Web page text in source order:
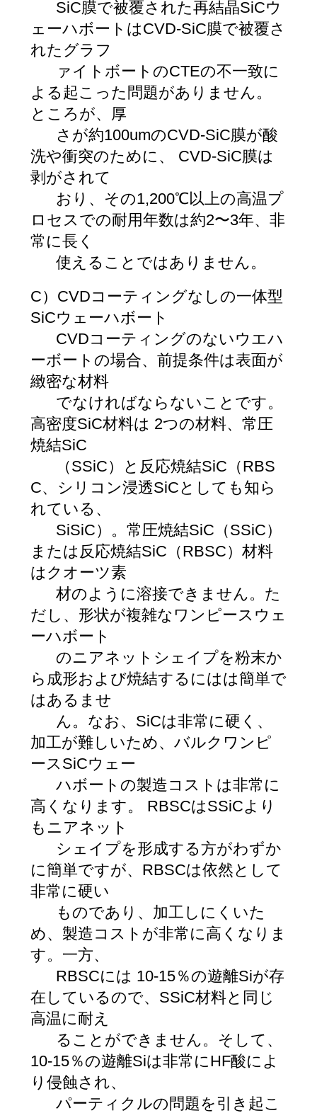
SiC膜で被覆された再結晶SiCウ
ェーハボートはCVD-SiC膜で被覆さ
れたグラフ
ァイトボートのCTEの不一致に
よる起こった問題がありません。
ところが、厚
さが約100umのCVD-SiC膜が酸
洗や衝突のために、 CVD-SiC膜は
剥がされて
おり、その1,200℃以上の高温プ
ロセスでの耐用年数は約2〜3年、非
常に長く
使えることではありません。
C）CVDコーティングなしの一体型
SiCウェーハボート
CVDコーティングのないウエハ
ーボートの場合、前提条件は表面が
緻密な材料​​
でなければならないことです。
高密度SiC材料は 2つの材料、常圧
焼結SiC
（SSiC）と反応焼結SiC（RBS
C、シリコン浸透SiCとしても知ら
れている、
SiSiC）。常圧焼結SiC（SSiC）
または反応焼結SiC（RBSC）材料
はクオーツ素
材のように溶接できません。た
だし、形状が複雑なワンピースウェ
ーハボート
のニアネットシェイプを粉末か
ら成形および焼結するにはは簡単で
はあるませ
ん。なお、SiCは非常に硬く、
加工が難しいため、バルクワンピ
ースSiCウェー
ハボートの製造コストは非常に
高くなります。 RBSCはSSiCより
もニアネット
シェイプを形成する方がわずか
に簡単ですが、RBSCは依然として
非常に硬い
ものであり、加工しにくいた
め、製造コストが非常に高くなりま
す。一方、
RBSCには 10-15％の遊離Siが存
在しているので、SSiC材料と同じ
高温に耐え
ることができません。そして、
10-15％の遊離Siは非常にHF酸によ
り侵蝕され、
パーティクルの問題を引き起こ